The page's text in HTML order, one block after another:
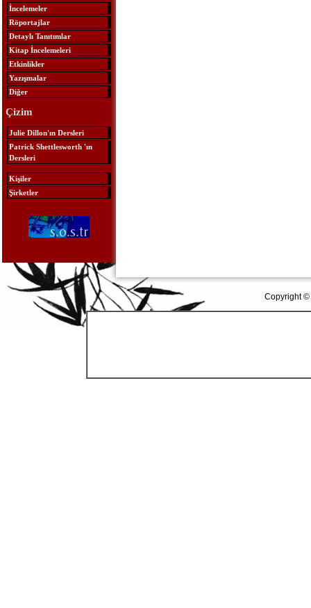
İncelemeler
Röportajlar
Detaylı Tanıtımlar
Kitap İncelemeleri
Etkinlikler
Yazışmalar
Diğer
Çizim
Julie Dillon'ın Dersleri
Patrick Shettlesworth 'ın
Dersleri
Kişiler
Şirketler
Copyright ©